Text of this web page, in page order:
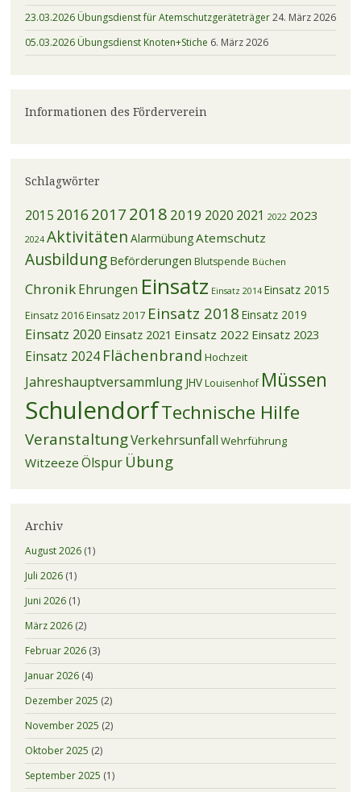
23.03.2026 Übungsdienst für Atemschutzgeräteträger24. März 2026
05.03.2026 Übungsdienst Knoten+Stiche 6. März 2026
Informationen des Förderverein
Schlagwörter
2015 2016 2017 2018 2019 2020 2021 2022 2023
2024 Aktivitäten AlarmübungAtemschutz
Ausbildung Beförderungen Blutspende Büchen
ChronikEhrungen Einsatz Einsatz 2014 Einsatz 2015
Einsatz 2016Einsatz 2017 Einsatz 2018 Einsatz 2019
Einsatz 2020 Einsatz 2021 Einsatz 2022 Einsatz 2023
Einsatz 2024 Flächenbrand Hochzeit
Jahreshauptversammlung JHVLouisenhof Müssen
SchulendorfTechnische Hilfe
VeranstaltungVerkehrsunfall Wehrführung
Witzeeze Ölspur Übung
Archiv
August 2026(1)
Juli 2026(1)
Juni 2026(1)
März 2026(2)
Februar 2026(3)
Januar 2026(4)
Dezember 2025 (2)
November 2025 (2)
Oktober 2025 (2)
September 2025 (1)